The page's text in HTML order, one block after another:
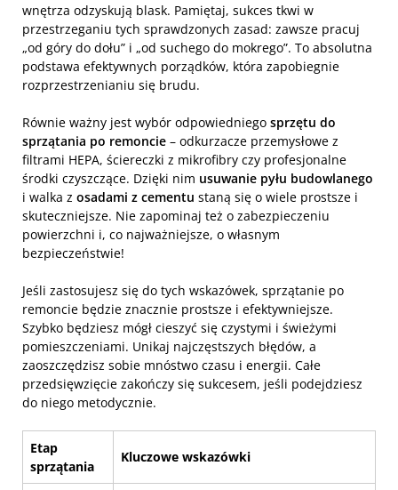
wnętrza odzyskują blask. Pamiętaj, sukces tkwi w
przestrzeganiu tych sprawdzonych zasad: zawsze pracuj
„od góry do dołu” i „od suchego do mokrego”. To absolutna
podstawa efektywnych porządków, która zapobiegnie
rozprzestrzenianiu się brudu.
Równie ważny jest wybór odpowiedniego sprzętu do
sprzątania po remoncie – odkurzacze przemysłowe z
filtrami HEPA, ściereczki z mikrofibry czy profesjonalne
środki czyszczące. Dzięki nim usuwanie pyłu budowlanego
i walka z osadami z cementu staną się o wiele prostsze i
skuteczniejsze. Nie zapominaj też o zabezpieczeniu
powierzchni i, co najważniejsze, o własnym
bezpieczeństwie!
Jeśli zastosujesz się do tych wskazówek, sprzątanie po
remoncie będzie znacznie prostsze i efektywniejsze.
Szybko będziesz mógł cieszyć się czystymi i świeżymi
pomieszczeniami. Unikaj najczęstszych błędów, a
zaoszczędzisz sobie mnóstwo czasu i energii. Całe
przedsięwzięcie zakończy się sukcesem, jeśli podejdziesz
do niego metodycznie.
Etap
sprzątania
Kluczowe wskazówki